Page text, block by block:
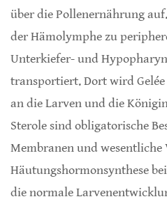
über die Pollenernährung
der Hämolymphe zu
Unterkiefer- und
transportiert. Dort wird Gelée
an die Larven und die
Sterole sind obligatorische
Membranen und
Häutungshormonsynthese
die normale